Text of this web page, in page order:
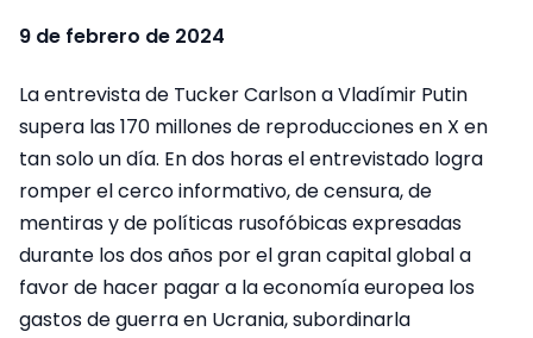
9 de febrero de 2024
La entrevista de Tucker Carlson a Vladímir Putin
supera las 170 millones de reproducciones en X en
tan solo un día. En dos horas el entrevistado logra
romper el cerco informativo, de censura, de
mentiras y de políticas rusofóbicas expresadas
durante los dos años por el gran capital global a
favor de hacer pagar a la economía europea los
gastos de guerra en Ucrania, subordinarla